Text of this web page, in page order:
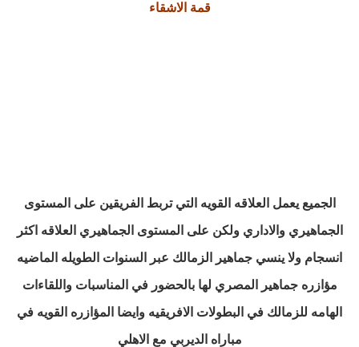
قمة الاشقاء
الجميع يعمل العلاقه القويه التي تربط الفريقين على المستوى
الجماهيري والاداري ولكن على المستوى الجماهيري العلاقه اكثر
انسجام ولا ينسي جماهير الزمالك عبر السنوات الطويله الماضيه
مؤازره جماهير المصري لها بالحضور في المناسبات واللقاءات
الهامه للزمالك في البطولات الافريقيه وايضا المؤازره القويه في
مباراه الديربي مع الاهلي